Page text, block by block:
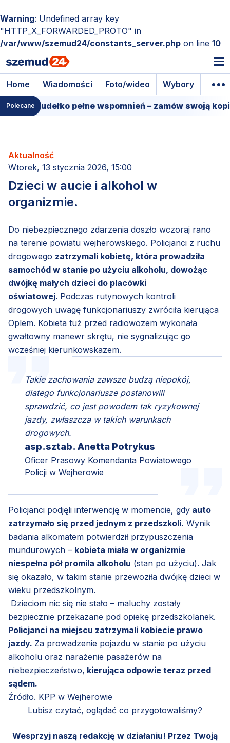
Warning: Undefined array key
"HTTP_X_FORWARDED_PROTO" in
/var/www/szemud24/constants_server.php on line 10
Home Wiadomości Foto/wideo Wybory
Polecanepudełko pełne wspomnień – zamów swoją kopię!
Aktualność
Wtorek, 13 stycznia 2026, 15:00
Dzieci w aucie i alkohol w
organizmie.
Do niebezpiecznego zdarzenia doszło wczoraj rano
na terenie powiatu wejherowskiego. Policjanci z ruchu
drogowego zatrzymali kobietę, która prowadziła
samochód w stanie po użyciu alkoholu, dowożąc
dwójkę małych dzieci do placówki
oświatowej. Podczas rutynowych kontroli
drogowych uwagę funkcjonariuszy zwróciła kierująca
Oplem. Kobieta tuż przed radiowozem wykonała
gwałtowny manewr skrętu, nie sygnalizując go
wcześniej kierunkowskazem.
Takie zachowania zawsze budzą niepokój,
dlatego funkcjonariusze postanowili
sprawdzić, co jest powodem tak ryzykownej
jazdy, zwłaszcza w takich warunkach
drogowych.
asp.sztab. Anetta Potrykus
Oficer Prasowy Komendanta Powiatowego
Policji w Wejherowie
Policjanci podjęli interwencję w momencie, gdy auto
zatrzymało się przed jednym z przedszkoli. Wynik
badania alkomatem potwierdził przypuszczenia
mundurowych – kobieta miała w organizmie
niespełna pół promila alkoholu (stan po użyciu). Jak
się okazało, w takim stanie przewoziła dwójkę dzieci w
wieku przedszkolnym.
Dzieciom nic się nie stało – maluchy zostały
bezpiecznie przekazane pod opiekę przedszkolanek.
Policjanci na miejscu zatrzymali kobiecie prawo
jazdy. Za prowadzenie pojazdu w stanie po użyciu
alkoholu oraz narażenie pasażerów na
niebezpieczeństwo, kierująca odpowie teraz przed
sądem.
Źródło. KPP w Wejherowie
Lubisz czytać, oglądać co przygotowaliśmy?
Wesprzyj naszą redakcję w działaniu! Przez Twoją